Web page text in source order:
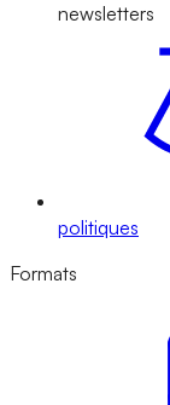
newsletters
politiques
Formats